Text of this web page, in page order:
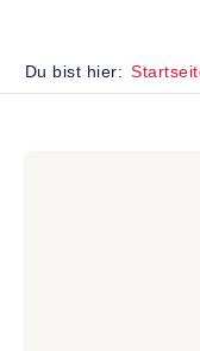
Du bist hier: